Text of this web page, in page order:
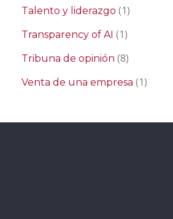
Talento y liderazgo (1)
Transparency of AI (1)
Tribuna de opinión (8)
Venta de una empresa (1)